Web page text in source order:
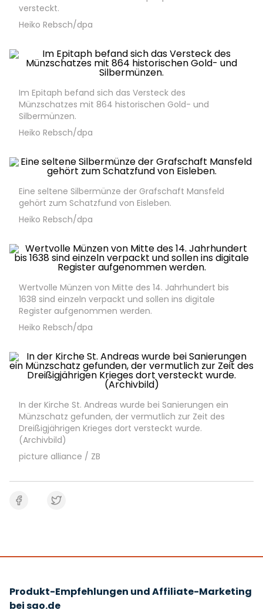
versteckt.
Heiko Rebsch/dpa
Im Epitaph befand sich das Versteck des
Münzschatzes mit 864 historischen Gold- und
Silbermünzen.
Heiko Rebsch/dpa
Eine seltene Silbermünze der Grafschaft Mansfeld
gehört zum Schatzfund von Eisleben.
Heiko Rebsch/dpa
Wertvolle Münzen von Mitte des 14. Jahrhundert bis
1638 sind einzeln verpackt und sollen ins digitale
Register aufgenommen werden.
Heiko Rebsch/dpa
In der Kirche St. Andreas wurde bei Sanierungen ein
Münzschatz gefunden, der vermutlich zur Zeit des
Dreißigjährigen Krieges dort versteckt wurde.
(Archivbild)
picture alliance / ZB
Produkt-Empfehlungen und Affiliate-Marketing
bei sao.de